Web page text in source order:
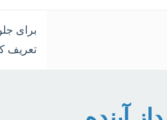
برای
تعریف